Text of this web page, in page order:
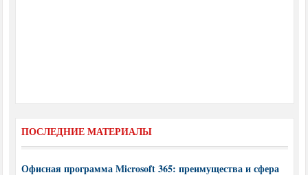
ПОСЛЕДНИЕ МАТЕРИАЛЫ
Офисная программа Microsoft 365: преимущества и сфера